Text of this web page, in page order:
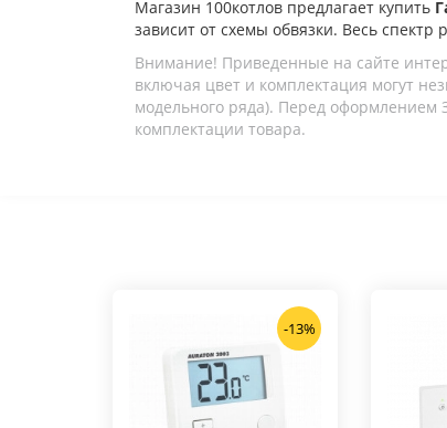
Магазин 100котлов предлагает купить
зависит от схемы обвязки. Весь спектр
Внимание! Приведенные на сайте
включая цвет и комплектация могут
модельного ряда). Перед оформлением
комплектации товара.
-13%